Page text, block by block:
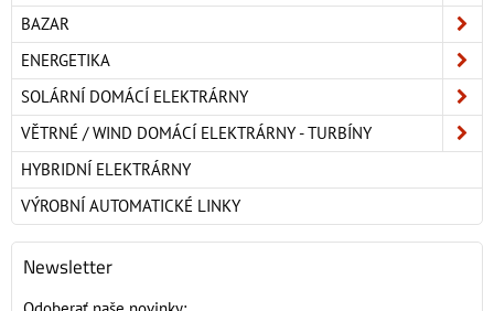
BAZAR
ENERGETIKA
SOLÁRNÍ DOMÁCÍ ELEKTRÁRNY
VĚTRNÉ / WIND DOMÁCÍ ELEKTRÁRNY - TURBÍNY
HYBRIDNÍ ELEKTRÁRNY
VÝROBNÍ AUTOMATICKÉ LINKY
Newsletter